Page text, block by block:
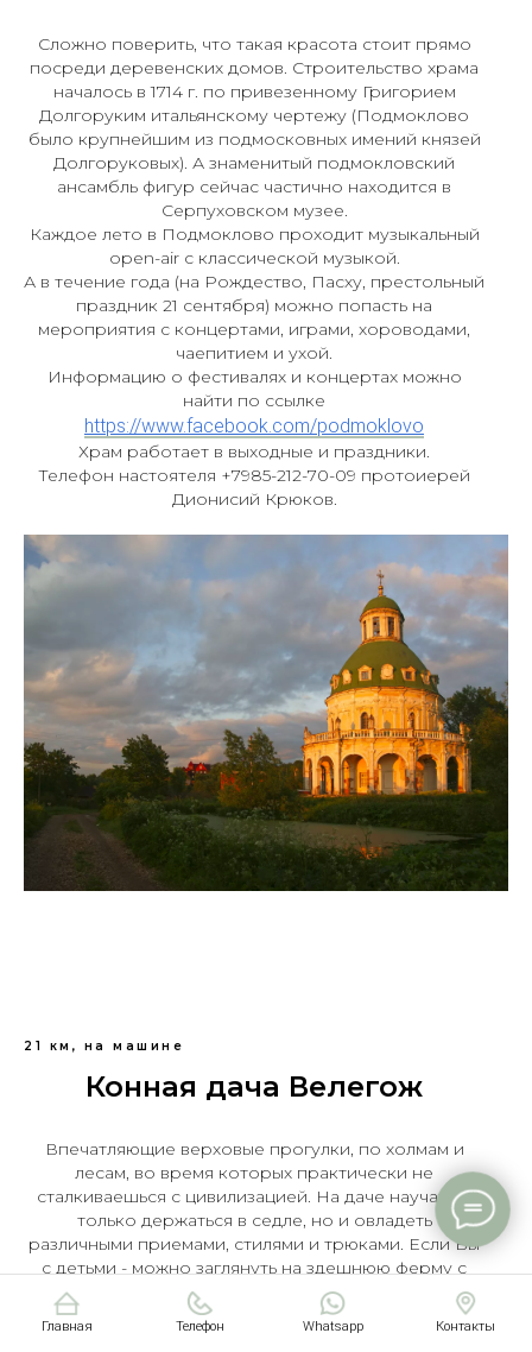
Главная Телефон Whatsapp Контакты
Сложно поверить, что такая красота стоит прямо
посреди деревенских домов. Строительство храма
началось в 1714 г. по привезенному Григорием
Долгоруким итальянскому чертежу (Подмоклово
было крупнейшим из подмосковных имений князей
Долгоруковых). А знаменитый подмокловский
ансамбль фигур сейчас частично находится в
Серпуховском музее.
Каждое лето в Подмоклово проходит музыкальный
open-air с классической музыкой.
А в течение года (на Рождество, Пасху, престольный
праздник 21 сентября) можно попасть на
мероприятия с концертами, играми, хороводами,
чаепитием и ухой.
Информацию о фестивалях и концертах можно
найти по ссылке
https://www.facebook.com/podmoklovo
Храм работает в выходные и праздники.
Телефон настоятеля +7985-212-70-09 протоиерей
Дионисий Крюков.
21 км, на машине
Конная дача Велегож
Впечатляющие верховые прогулки, по холмам и
лесам, во время которых практически не
сталкиваешься с цивилизацией. На даче научат не
только держаться в седле, но и овладеть
различными приемами, стилями и трюками. Если Вы
с детьми - можно заглянуть на здешнюю ферму с
сельской живностью или покататься на пони (500р).
Бронирование заранее по телефону, стоимость - от